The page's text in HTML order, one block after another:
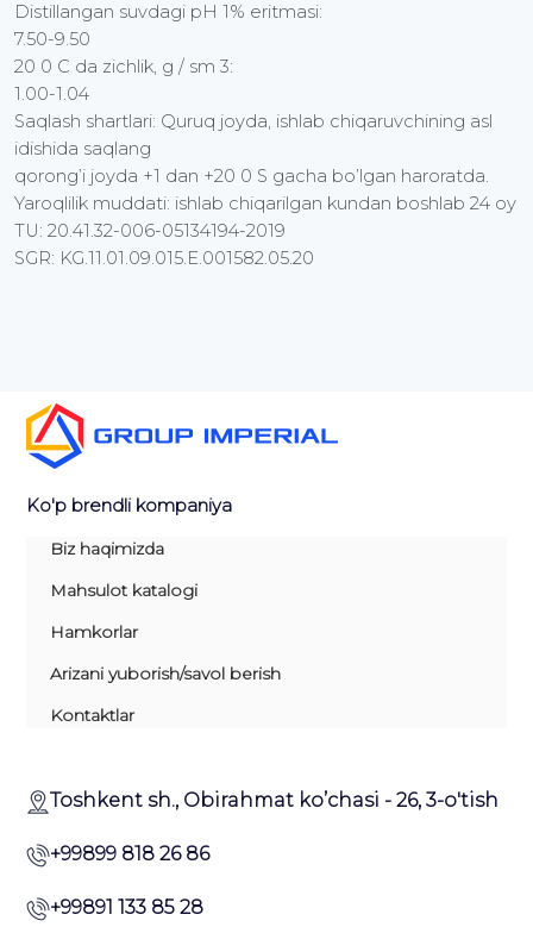
Distillangan suvdagi pH 1% eritmasi:
7.50-9.50
20 0 C da zichlik, g / sm 3:
1.00-1.04
Saqlash shartlari: Quruq joyda, ishlab chiqaruvchining asl
idishida saqlang
qorong’i joyda +1 dan +20 0 S gacha bo’lgan haroratda.
Yaroqlilik muddati: ishlab chiqarilgan kundan boshlab 24 oy
TU: 20.41.32-006-05134194-2019
SGR: KG.11.01.09.015.E.001582.05.20
Ko'p brendli kompaniya
Biz haqimizda
Mahsulot katalogi
Hamkorlar
Arizani yuborish/savol berish
Kontaktlar
Toshkent sh., Obirahmat ko’chasi - 26, 3-o'tish
+99899 818 26 86
+99891 133 85 28